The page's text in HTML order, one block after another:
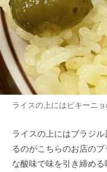
ライスの上にはビキーニ
ライスの上にはブラジ
るのがこちらのお店の
な酸味で味を引き締め